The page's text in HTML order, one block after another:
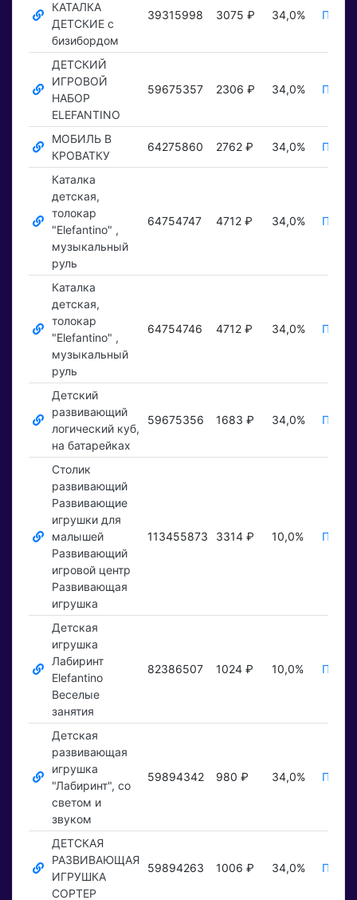
КАТАЛКА
ДЕТСКИЕ с
бизибордом
39315998 3075 ₽ 34,0%
ДЕТСКИЙ
ИГРОВОЙ
НАБОР
ELEFANTINO
59675357 2306 ₽ 34,0%
МОБИЛЬ В
КРОВАТКУ
64275860 2762 ₽ 34,0%
Каталка
детская,
толокар
"Elefantino" ,
музыкальный
руль
64754747 4712 ₽ 34,0%
Каталка
детская,
толокар
"Elefantino" ,
музыкальный
руль
64754746 4712 ₽ 34,0%
Детский
развивающий
логический куб,
на батарейках
59675356 1683 ₽ 34,0%
Столик
развивающий
Развивающие
игрушки для
малышей
Развивающий
игровой центр
Развивающая
игрушка
113455873 3314 ₽ 10,0%
Детская
игрушка
Лабиринт
Elefantino
Веселые
занятия
82386507 1024 ₽ 10,0%
Детская
развивающая
игрушка
"Лабиринт", со
светом и
звуком
59894342 980 ₽ 34,0%
ДЕТСКАЯ
РАЗВИВАЮЩАЯ
ИГРУШКА
СОРТЕР
59894263 1006 ₽ 34,0%